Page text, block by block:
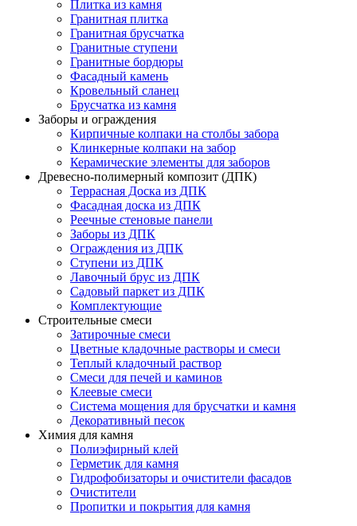
Плитка из камня
Гранитная плитка
Гранитная брусчатка
Гранитные ступени
Гранитные бордюры
Фасадный камень
Кровельный сланец
Брусчатка из камня
Заборы и ограждения
Кирпичные колпаки на столбы забора
Клинкерные колпаки на забор
Керамические элементы для заборов
Древесно-полимерный композит (ДПК)
Террасная Доска из ДПК
Фасадная доска из ДПК
Реечные стеновые панели
Заборы из ДПК
Ограждения из ДПК
Ступени из ДПК
Лавочный брус из ДПК
Садовый паркет из ДПК
Комплектующие
Строительные смеси
Затирочные смеси
Цветные кладочные растворы и смеси
Теплый кладочный раствор
Смеси для печей и каминов
Клеевые смеси
Система мощения для брусчатки и камня
Декоративный песок
Химия для камня
Полиэфирный клей
Герметик для камня
Гидрофобизаторы и очистители фасадов
Очистители
Пропитки и покрытия для камня